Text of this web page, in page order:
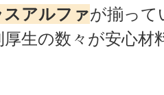
アルファが揃って
生の数々が安心材